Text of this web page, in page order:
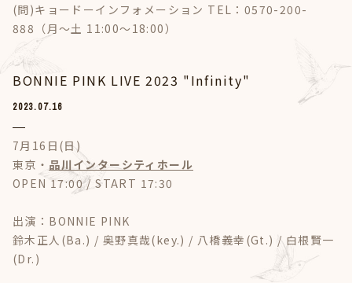
(問)キョードーインフォメーション TEL：0570-200-
888（月～土 11:00～18:00）
BONNIE PINK LIVE 2023 "Infinity"
2023.07.16
7月16日(日)
東京・ 品川インターシティホール
OPEN 17:00 / START 17:30
出演：BONNIE PINK
鈴木正人(Ba.) / 奥野真哉(key.) / 八橋義幸(Gt.) / 白根賢一
(Dr.)